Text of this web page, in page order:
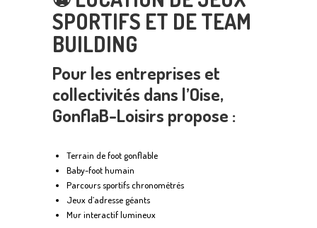
SPORTIFS ET DE TEAM
BUILDING
Pour les entreprises et
collectivités dans l’Oise,
GonflaB-Loisirs propose :
Terrain de foot gonflable
Baby-foot humain
Parcours sportifs chronométrés
Jeux d’adresse géants
Mur interactif lumineux